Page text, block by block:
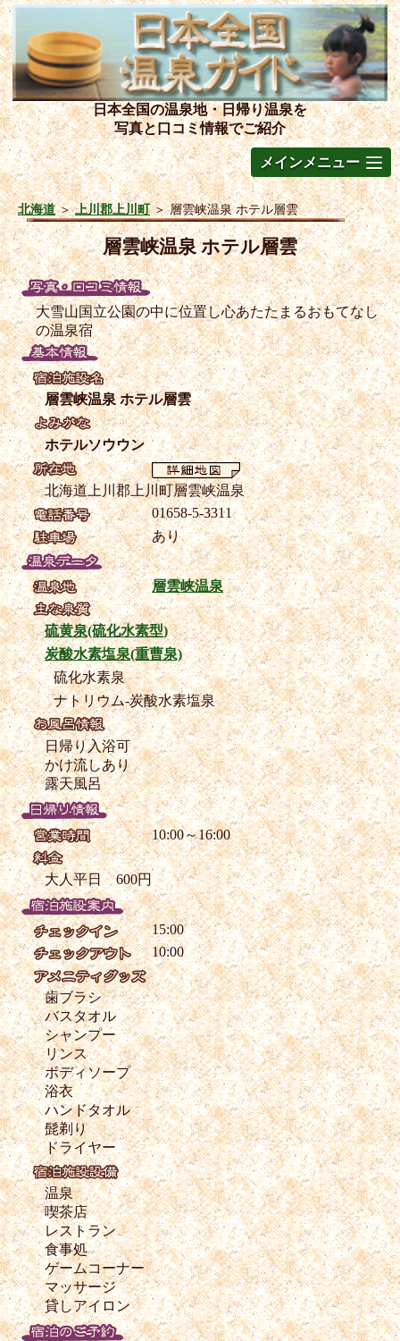
日本全国の温泉地・日帰り温泉を
写真と口コミ情報でご紹介
メインメニュー
北海道＞上川郡上川町＞層雲峡温泉 ホテル層雲
層雲峡温泉 ホテル層雲
大雪山国立公園の中に位置し心あたたまるおもてなし
の温泉宿
層雲峡温泉 ホテル層雲
ホテルソウウン
北海道上川郡上川町層雲峡温泉
01658-5-3311
あり
層雲峡温泉
硫黄泉(硫化水素型)
炭酸水素塩泉(重曹泉)
硫化水素泉
ナトリウム-炭酸水素塩泉
日帰り入浴可
かけ流しあり
露天風呂
10:00～16:00
大人平日 600円
15:00
10:00
歯ブラシ
バスタオル
シャンプー
リンス
ボディソープ
浴衣
ハンドタオル
髭剃り
ドライヤー
温泉
喫茶店
レストラン
食事処
ゲームコーナー
マッサージ
貸しアイロン